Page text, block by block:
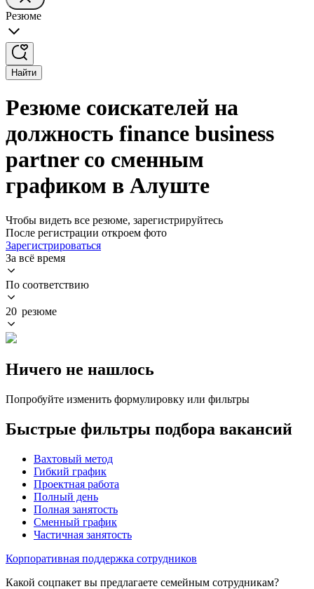
Резюме
Найти
Резюме соискателей на
должность finance business
partner со сменным
графиком в Алуште
Чтобы видеть все резюме, зарегистрируйтесь
После регистрации откроем фото
Зарегистрироваться
За всё время
По соответствию
20 резюме
Ничего не нашлось
Попробуйте изменить формулировку или фильтры
Быстрые фильтры подбора вакансий
Вахтовый метод
Гибкий график
Проектная работа
Полный день
Полная занятость
Сменный график
Частичная занятость
Корпоративная поддержка сотрудников
Какой соцпакет вы предлагаете семейным сотрудникам?